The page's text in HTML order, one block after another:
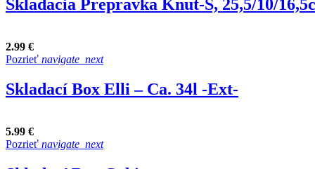
Skladacia Prepravka Knut-S, 25,5/10/
2.99 €
Pozrieť navigate_next
Skladací Box Elli – Ca. 34l -Ext-
5.99 €
Pozrieť navigate_next